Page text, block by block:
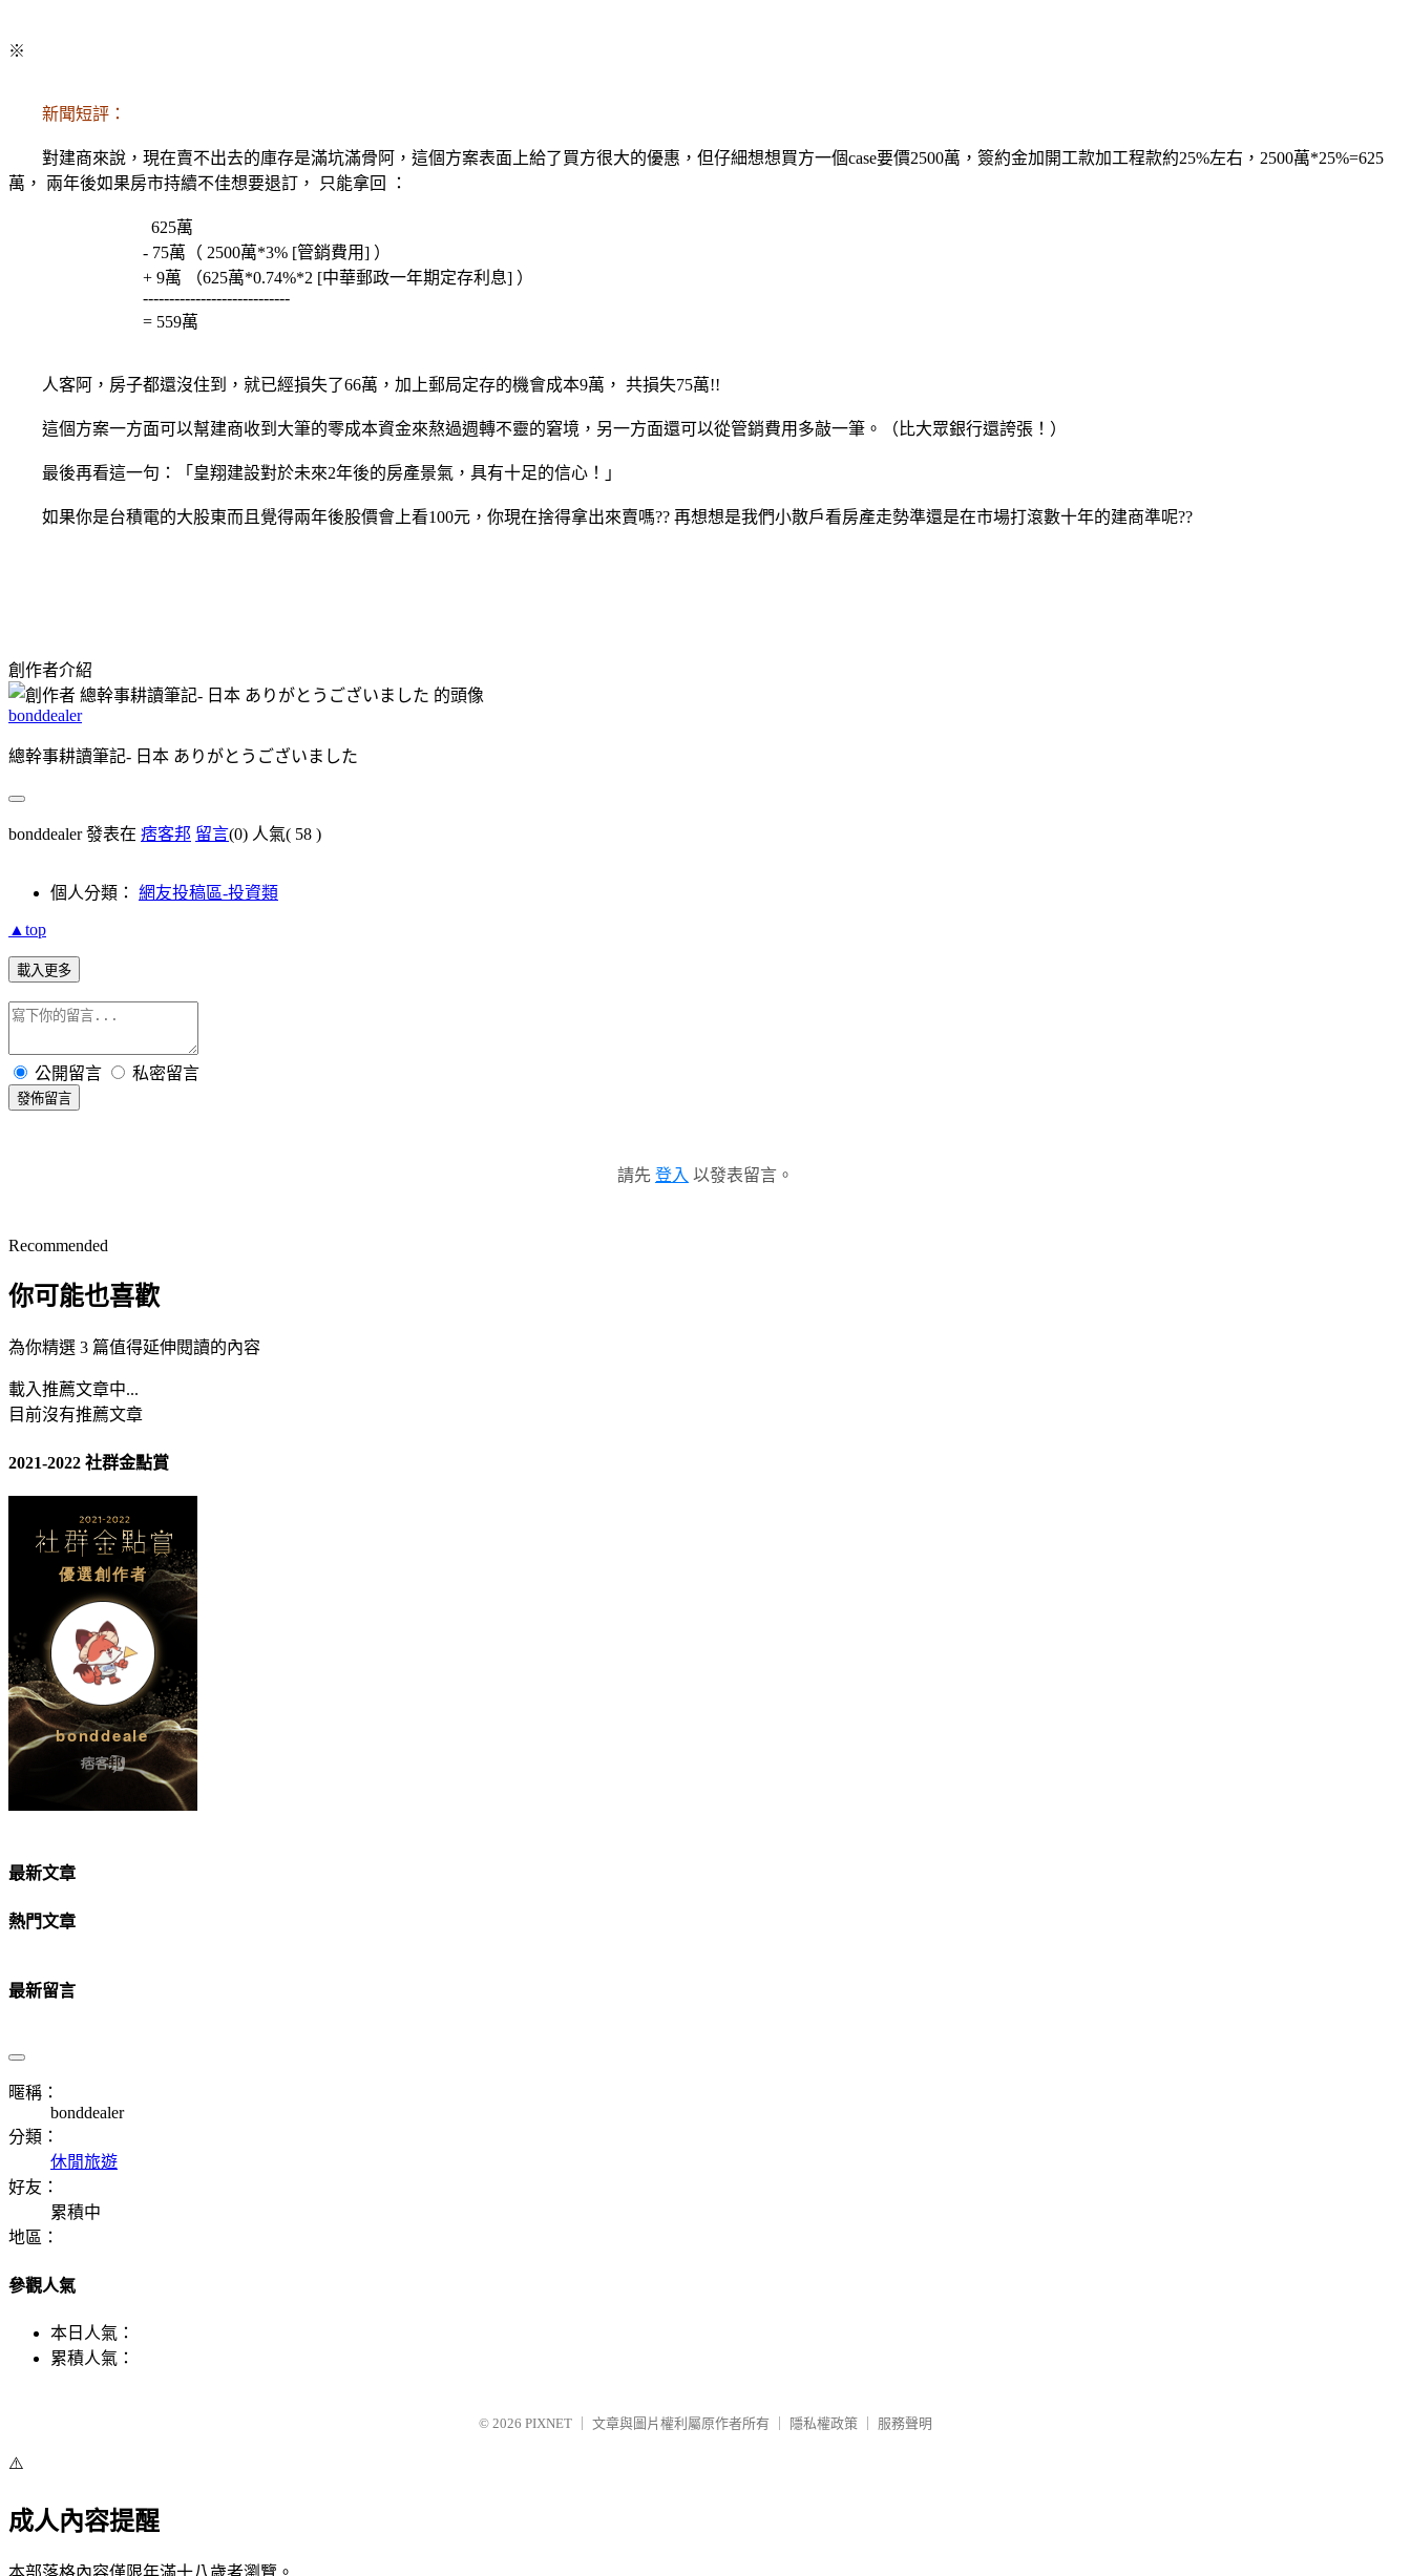
※
新聞短評：
對建商來說，現在賣不出去的庫存是滿坑滿骨阿，這個方案表面上給了買方很大的優惠，但仔細想想買方一個case要價2500萬，簽約金加開工款加工程款約25%左右，2500萬*25%=625
萬， 兩年後如果房市持續不佳想要退訂， 只能拿回 ：
625萬
- 75萬（ 2500萬*3% [管銷費用] ）
+ 9萬 （625萬*0.74%*2 [中華郵政一年期定存利息] ）
----------------------------
= 559萬
人客阿，房子都還沒住到，就已經損失了66萬，加上郵局定存的機會成本9萬， 共損失75萬!!
這個方案一方面可以幫建商收到大筆的零成本資金來熬過週轉不靈的窘境，另一方面還可以從管銷費用多敲一筆。（比大眾銀行還誇張！）
最後再看這一句：「皇翔建設對於未來2年後的房產景氣，具有十足的信心！」
如果你是台積電的大股東而且覺得兩年後股價會上看100元，你現在捨得拿出來賣嗎?? 再想想是我們小散戶看房產走勢準還是在市場打滾數十年的建商準呢??
創作者介紹
bonddealer
總幹事耕讀筆記- 日本 ありがとうございました
bonddealer 發表在 痞客邦 留言(0) 人氣( 58 )
個人分類： 網友投稿區-投資類
▲top
載入更多
公開留言 私密留言
發佈留言
請先 登入 以發表留言。
Recommended
你可能也喜歡
為你精選 3 篇值得延伸閱讀的內容
載入推薦文章中...
目前沒有推薦文章
2021-2022 社群金點賞
最新文章
熱門文章
最新留言
暱稱：
bonddealer
分類：
休閒旅遊
好友：
累積中
地區：
參觀人氣
本日人氣：
累積人氣：
© 2026 PIXNET 文章與圖片權利屬原作者所有 隱私權政策 服務聲明
⚠️
成人內容提醒
本部落格內容僅限年滿十八歲者瀏覽。